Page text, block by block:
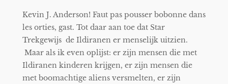
Kevin J. Anderson! Faut pas pousser bobonne dans
les orties, gast. Tot daar aan toe dat Star
Trekgewijs de Ildiranen er menselijk uitzien.
Maar als ik even oplijst: er zijn mensen die met
Ildiranen kinderen krijgen, er zijn mensen die
met boomachtige aliens versmelten, er zijn